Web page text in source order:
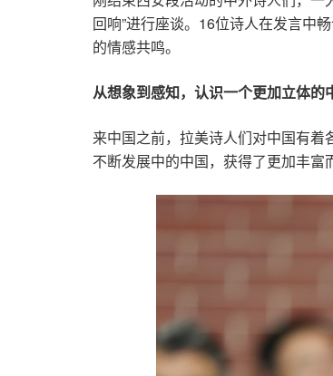
回响”进行座谈。16位诗人在发言中
的情感共鸣。
从想象到感知，认识一个更加立体的
来中国之前，拉美诗人们对中国有
不断发展中的中国，获得了更加丰富